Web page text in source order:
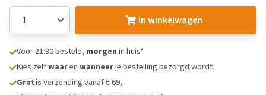
In winkelwagen
Voor 21:30 besteld, morgen in huis*
Kies zelfwaaren wanneerje bestelling bezorgd wordt
Gratis verzending vanaf € 69,-